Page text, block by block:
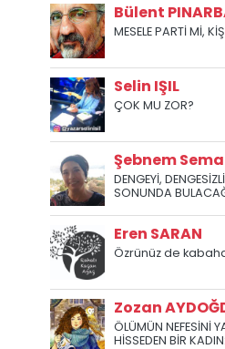
Bülent
MESELE PARTİ Mİ,
Selin IŞIL
ÇOK MU ZOR?
Şebnem Sema
DENGEYİ,
SONUNDA
Eren SARAN
Özrünüz de
Zozan
ÖLÜMÜN NEFESİNİ
HİSSEDEN BİR